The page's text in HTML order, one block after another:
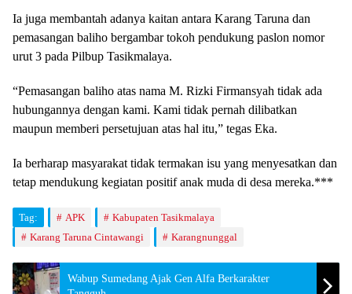
Ia juga membantah adanya kaitan antara Karang Taruna dan
pemasangan baliho bergambar tokoh pendukung paslon nomor
urut 3 pada Pilbup Tasikmalaya.
“Pemasangan baliho atas nama M. Rizki Firmansyah tidak ada
hubungannya dengan kami. Kami tidak pernah dilibatkan
maupun memberi persetujuan atas hal itu,” tegas Eka.
Ia berharap masyarakat tidak termakan isu yang menyesatkan dan
tetap mendukung kegiatan positif anak muda di desa mereka.***
Tag: APK
Kabupaten Tasikmalaya
Karang Taruna Cintawangi
Karangnunggal
Wabup Sumedang Ajak Gen Alfa Berkarakter